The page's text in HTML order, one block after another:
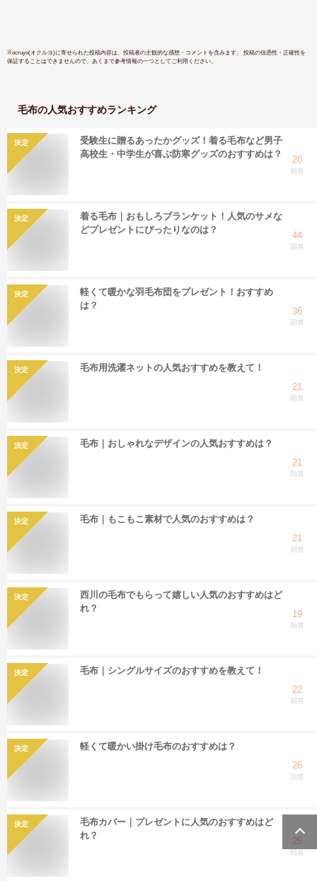
※ocruyo(オクルヨ)に寄せられた投稿内容は、投稿者の主観的な感想・コメントを含みます。 投稿の信憑性・正確性を
保証することはできませんので、あくまで参考情報の一つとしてご利用ください。
毛布の人気おすすめランキング
決定
受験生に贈るあったかグッズ！着る毛布など男子
高校生・中学生が喜ぶ防寒グッズのおすすめは？
20
回答
決定
着る毛布｜おもしろブランケット！人気のサメな
どプレゼントにぴったりなのは？
44
回答
決定
軽くて暖かな羽毛布団をプレゼント！おすすめ
は？
36
回答
決定
毛布用洗濯ネットの人気おすすめを教えて！
21
回答
決定
毛布｜おしゃれなデザインの人気おすすめは？
21
回答
決定
毛布｜もこもこ素材で人気のおすすめは？
21
回答
決定
西川の毛布でもらって嬉しい人気のおすすめはど
れ？
19
回答
決定
毛布｜シングルサイズのおすすめを教えて！
22
回答
決定
軽くて暖かい掛け毛布のおすすめは？
26
回答
決定
毛布カバー｜プレゼントに人気のおすすめはど
れ？
25
回答